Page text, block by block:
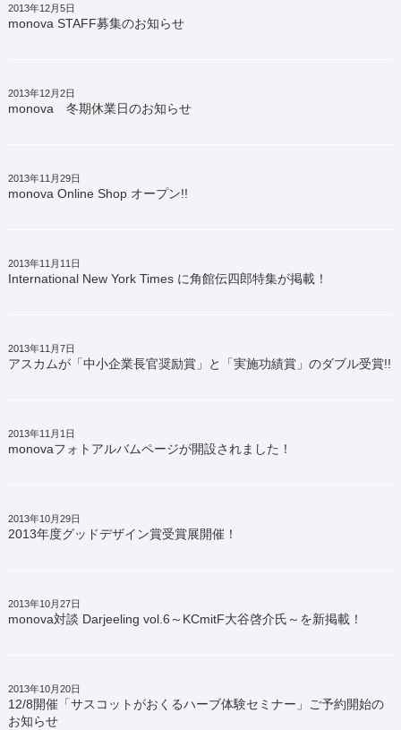
2013年12月5日
monova STAFF募集のお知らせ
2013年12月2日
monova 冬期休業日のお知らせ
2013年11月29日
monova Online Shop オープン!!
2013年11月11日
International New York Times に角館伝四郎特集が掲載！
2013年11月7日
アスカムが「中小企業長官奨励賞」と「実施功績賞」のダブル受賞!!
2013年11月1日
monovaフォトアルバムページが開設されました！
2013年10月29日
2013年度グッドデザイン賞受賞展開催！
2013年10月27日
monova対談 Darjeeling vol.6～KCmitF大谷啓介氏～を新掲載！
2013年10月20日
12/8開催「サスコットがおくるハーブ体験セミナー」ご予約開始の
お知らせ